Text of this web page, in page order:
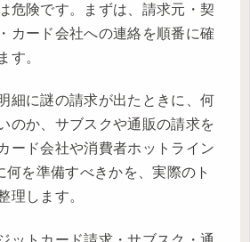
危険です。まずは、請求元・契
カード会社への連絡を順番に確
す。
細に謎の請求が出たときに、何
のか、サブスクや通販の請求を
ード会社や消費者ホットライン
何を準備すべきかを、実際のト
理します。